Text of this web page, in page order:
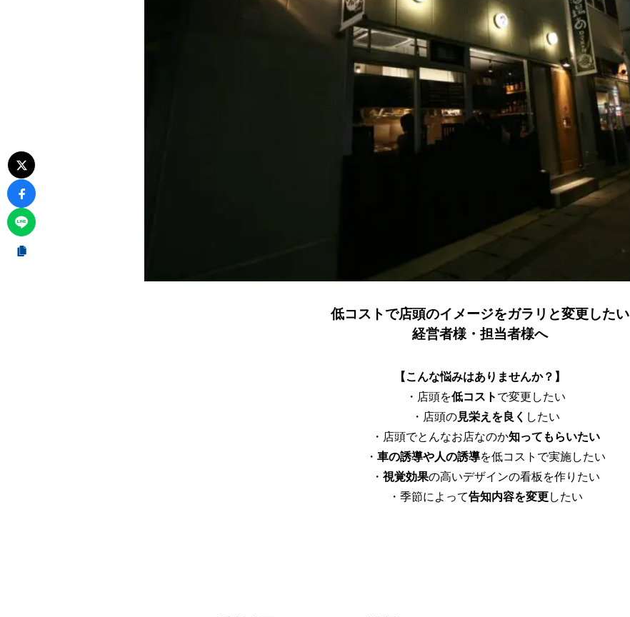
低コストで店頭のイメージをガラリと変更したい
経営者様・担当者様へ
【こんな悩みはありませんか？】
・店頭を低コスト で変更したい
・店頭の見栄えを良く したい
・店頭でとんなお店なのか知ってもらいたい
・ 車の誘導や人の誘導を低コストで実施したい
・ 視覚効果の高いデザインの看板を作りたい
・季節によって告知内容を変更したい